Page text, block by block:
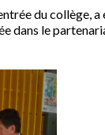
du collège,
dans le